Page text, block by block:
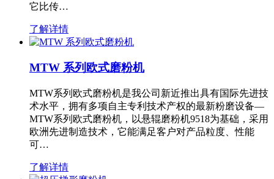
它比传…
了解详情
MTW 系列欧式磨粉机
MTW系列欧式磨粉机是我公司新近推出具有国际先进技
术水平，拥有多项自主专利技术产权的最新粉磨设备—
MTW系列欧式磨粉机，以悬辊磨粉机9518为基础，采用
欧洲先进制造技术，它能满足客户对产品粒度、性能
可…
了解详情